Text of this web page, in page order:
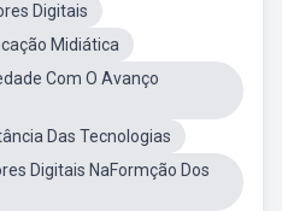
Digitais
Midiática
Com O Avanço
Das Tecnologias
Digitais NaFormção Dos